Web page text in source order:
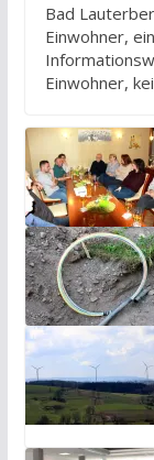
Bad
Einwohner,
Einwohner,